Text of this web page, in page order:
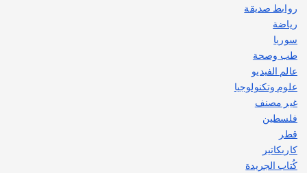
روابط صديقة
رياضة
سوريا
طب وصحة
عالم الفيديو
علوم وتكنولوجيا
غير مصنف
فلسطين
قطر
كاريكاتير
كُتاب الجريدة